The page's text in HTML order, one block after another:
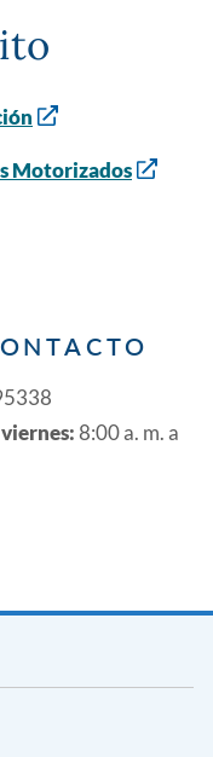
Motorizados
8:00 a. m. a